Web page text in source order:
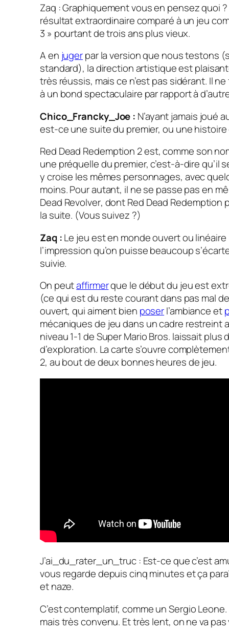
Zaq : Graphiquement vous en pensez quoi
résultat extraordinaire comparé à un jeu
3 » pourtant de trois ans plus vieux.
A en jugerpar la version que nous testons
standard), la direction artistique est
très réussis, mais ce n’est pas sidérant. Il
à un bond spectaculaire par rapport à
Chico_Francky_Joe : N’ayant jamais joué
est-ce une suite du premier, ou une
Red Dead Redemption 2est, comme son
une préquelle du premier, c’est-à-dire qu’il
y croise les mêmes personnages, avec
moins. Pour autant, il ne se passe pas en
Dead Revolver, dontRed Dead Redemption
la suite. (Vous suivez ?)
Zaq :Le jeu est en monde ouvert ou linéaire
l’impression qu’on puisse beaucoup
suivie.
On peutaffirmerque le début du jeu est
(ce qui est du reste courant dans pas mal
ouvert, qui aiment bien poserl’ambiance et
mécaniques de jeu dans un cadre restreint
niveau 1-1 deSuper Mario Bros. laissait plus
d’exploration. La carte s’ouvre
2, au bout de deux bonnes heures de jeu.
J’ai_du_rater_un_truc : Est-ce que c’est
vous regarde depuis cinq minutes et ça
et naze.
C’est contemplatif, comme un Sergio Leone.
mais très convenu. Et très lent, on ne va